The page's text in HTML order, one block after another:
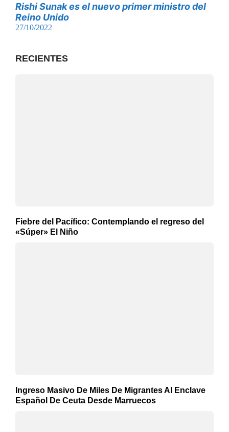
Rishi Sunak es el nuevo primer ministro del
Reino Unido
27/10/2022
RECIENTES
Fiebre del Pacífico: Contemplando el regreso del
«Súper» El Niño
Ingreso Masivo De Miles De Migrantes Al Enclave
Español De Ceuta Desde Marruecos